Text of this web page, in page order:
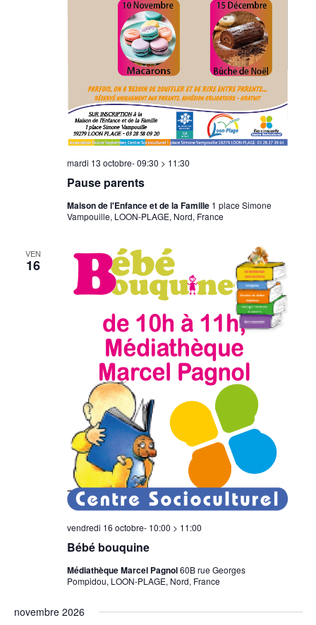
Pause parents
mardi 13 octobre- 09:30 > 11:30
Maison de l'Enfance et de la Famille 1 place Simone
Vampouille, LOON-PLAGE, Nord, France
VEN
16
Bébé bouquine
vendredi 16 octobre- 10:00 > 11:00
Médiathèque Marcel Pagnol60B rue Georges
Pompidou, LOON-PLAGE, Nord, France
novembre 2026